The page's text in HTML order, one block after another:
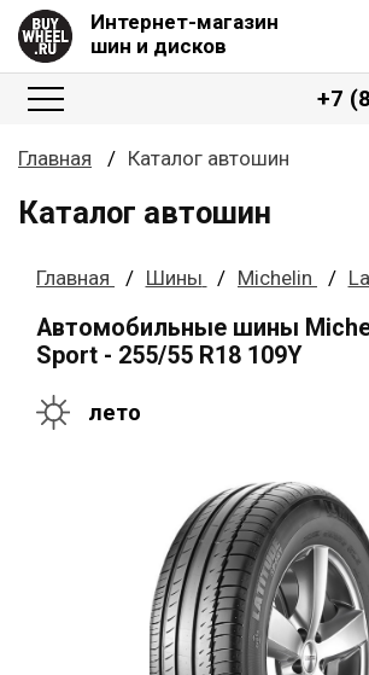
Интернет-магазин
шин и дисков
+7
Главная Каталог автошин
Каталог автошин
Главная Шины Michelin
Автомобильные шины
Sport - 255/55 R18 109Y
лето